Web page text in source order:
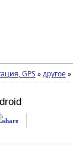
GPS » другое »